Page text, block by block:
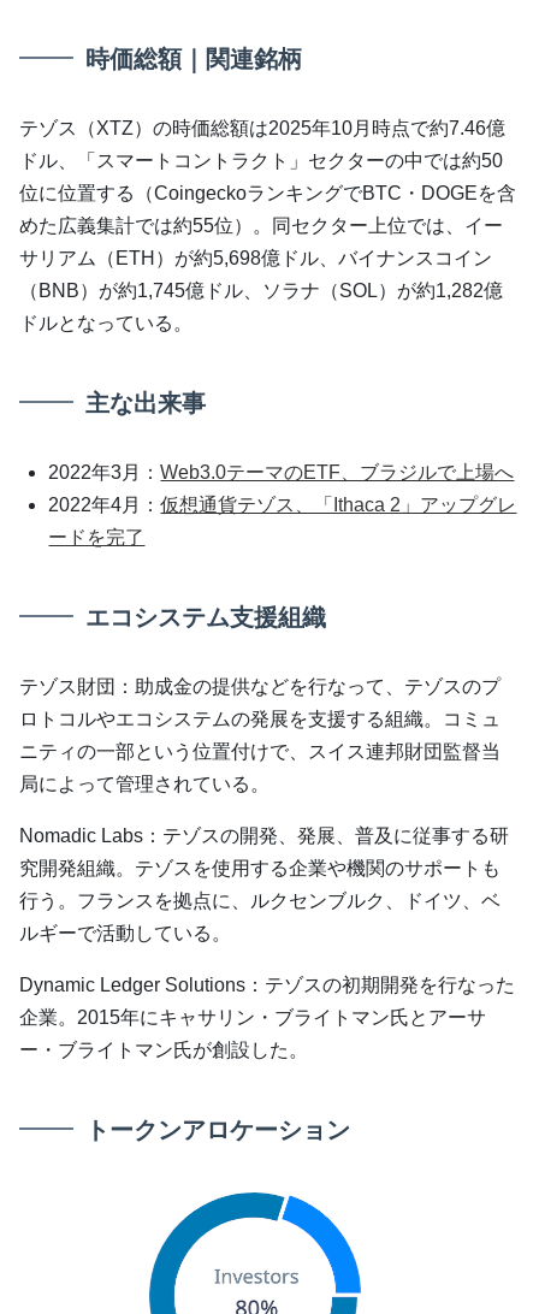
時価総額｜関連銘柄
テゾス（XTZ）の時価総額は2025年10月時点で約7.46億
ドル、「スマートコントラクト」セクターの中では約50
位に位置する（CoingeckoランキングでBTC・DOGEを含
めた広義集計では約55位）。同セクター上位では、イー
サリアム（ETH）が約5,698億ドル、バイナンスコイン
（BNB）が約1,745億ドル、ソラナ（SOL）が約1,282億
ドルとなっている。
主な出来事
2022年3月：Web3.0テーマのETF、ブラジルで上場へ
2022年4月：仮想通貨テゾス、「Ithaca 2」アップグレ
ードを完了
エコシステム支援組織
テゾス財団：助成金の提供などを行なって、テゾスのプ
ロトコルやエコシステムの発展を支援する組織。コミュ
ニティの一部という位置付けで、スイス連邦財団監督当
局によって管理されている。
Nomadic Labs：テゾスの開発、発展、普及に従事する研
究開発組織。テゾスを使用する企業や機関のサポートも
行う。フランスを拠点に、ルクセンブルク、ドイツ、ベ
ルギーで活動している。
Dynamic Ledger Solutions：テゾスの初期開発を行なった
企業。2015年にキャサリン・ブライトマン氏とアーサ
ー・ブライトマン氏が創設した。
トークンアロケーション